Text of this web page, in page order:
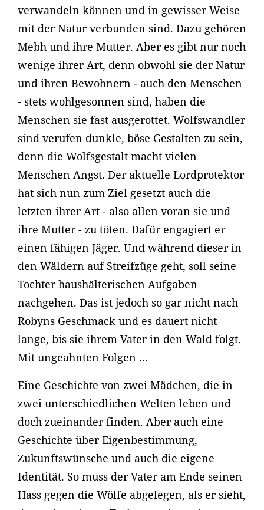
verwandeln können und in gewisser Weise
mit der Natur verbunden sind. Dazu gehören
Mebh und ihre Mutter. Aber es gibt nur noch
wenige ihrer Art, denn obwohl sie der Natur
und ihren Bewohnern - auch den Menschen
- stets wohlgesonnen sind, haben die
Menschen sie fast ausgerottet. Wolfswandler
sind verufen dunkle, böse Gestalten zu sein,
denn die Wolfsgestalt macht vielen
Menschen Angst. Der aktuelle Lordprotektor
hat sich nun zum Ziel gesetzt auch die
letzten ihrer Art - also allen voran sie und
ihre Mutter - zu töten. Dafür engagiert er
einen fähigen Jäger. Und während dieser in
den Wäldern auf Streifzüge geht, soll seine
Tochter haushälterischen Aufgaben
nachgehen. Das ist jedoch so gar nicht nach
Robyns Geschmack und es dauert nicht
lange, bis sie ihrem Vater in den Wald folgt.
Mit ungeahnten Folgen …
Eine Geschichte von zwei Mädchen, die in
zwei unterschiedlichen Welten leben und
doch zueinander finden. Aber auch eine
Geschichte über Eigenbestimmung,
Zukunftswünsche und auch die eigene
Identität. So muss der Vater am Ende seinen
Hass gegen die Wölfe abgelegen, als er sieht,